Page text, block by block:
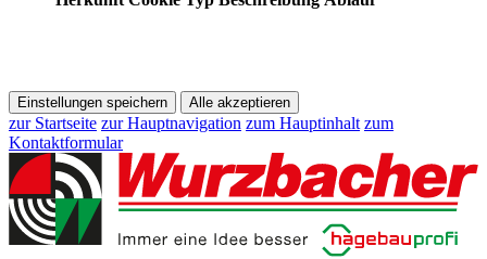
Einstellungen speichern Alle akzeptieren
zur Startseite zur Hauptnavigation zum Hauptinhalt zum
Kontaktformular